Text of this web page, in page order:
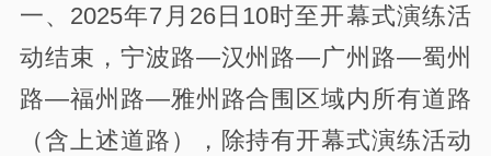
一、2025年7月26日10时至开幕式演练活
动结束，宁波路—汉州路—广州路—蜀州
路—福州路—雅州路合围区域内所有道路
（含上述道路），除持有开幕式演练活动